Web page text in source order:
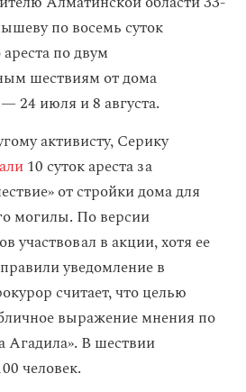
по восемь суток
по двум
шествиям от дома
24 июля и 8 августа.
активисту, Серику
10 суток ареста за
от стройки дома для
могилы. По версии
участвовал в акции, хотя ее
уведомление в
считает, что целью
выражение мнения по
Агадила». В шествии
человек.